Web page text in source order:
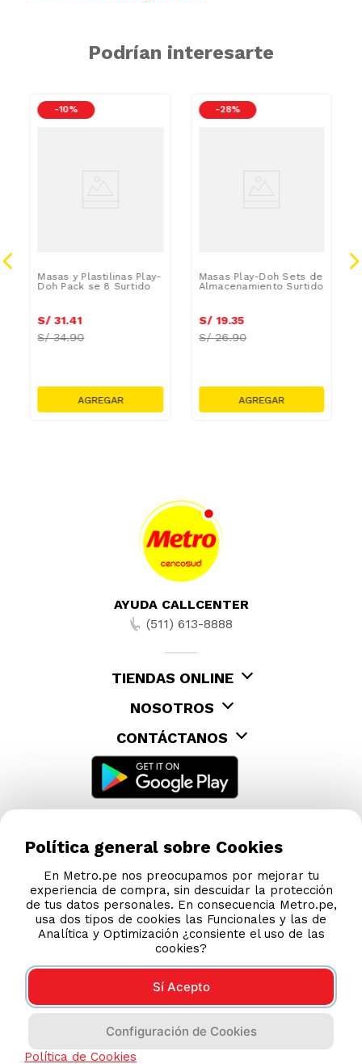
Podrían interesarte
-10 %
Masas y Plastilinas Play-
Doh Pack se 8 Surtido
S/ 31.41
S/34.90
-28 %
Masas Play-Doh Sets de
Almacenamiento Surtido
S/ 19.35
S/26.90
AYUDA CALLCENTER
(511) 613-8888
TIENDAS ONLINE
NOSOTROS
CONTÁCTANOS
COMPRAS 100% SEGURAS
Esta tienda usa Niubiz para realizar transacciones
electrónicas.
Política general sobre Cookies
En Metro.pe nos preocupamos por mejorar tu
experiencia de compra, sin descuidar la protección
de tus datos personales. En consecuencia Metro.pe,
usa dos tipos de cookies las Funcionales y las de
Analítica y Optimización ¿consiente el uso de las
cookies?
Sí Acepto
Configuración de Cookies
Política de Cookies